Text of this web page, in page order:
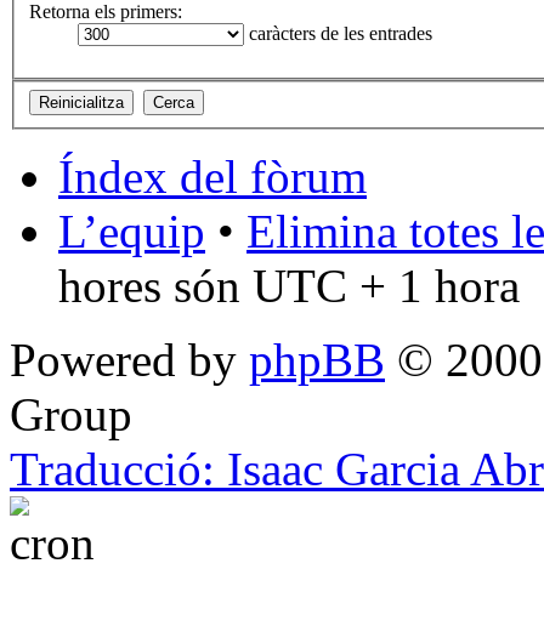
Retorna els primers:
caràcters de les entrades
Índex del fòrum
L’equip • Elimina totes
hores són UTC + 1 hora
Powered by phpBB ©
Group
Traducció: Isaac Garcia